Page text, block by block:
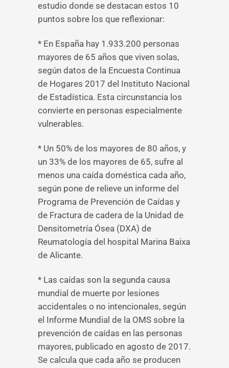
estudio donde se destacan estos 10
puntos sobre los que reflexionar:
* En España hay 1.933.200 personas
mayores de 65 años que viven solas,
según datos de la Encuesta Continua
de Hogares 2017 del Instituto Nacional
de Estadística. Esta circunstancia los
convierte en personas especialmente
vulnerables.
* Un 50% de los mayores de 80 años, y
un 33% de los mayores de 65, sufre al
menos una caída doméstica cada año,
según pone de relieve un informe del
Programa de Prevención de Caídas y
de Fractura de cadera de la Unidad de
Densitometría Ósea (DXA) de
Reumatología del hospital Marina Baixa
de Alicante.
* Las caídas son la segunda causa
mundial de muerte por lesiones
accidentales o no intencionales, según
el Informe Mundial de la OMS sobre la
prevención de caídas en las personas
mayores, publicado en agosto de 2017.
Se calcula que cada año se producen